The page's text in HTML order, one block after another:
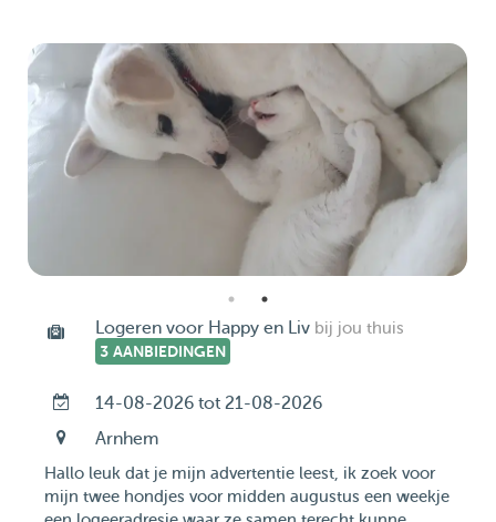
Logeren voor Happy en Liv bij jou thuis
3 AANBIEDINGEN
14-08-2026 tot 21-08-2026
Arnhem
Hallo leuk dat je mijn advertentie leest, ik zoek voor
mijn twee hondjes voor midden augustus een weekje